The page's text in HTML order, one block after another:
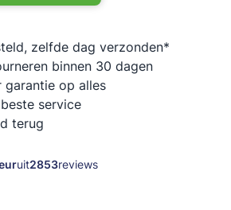
zelfde dag verzonden*
binnen 30 dagen
garantie op alles
service
terug
uit2853reviews